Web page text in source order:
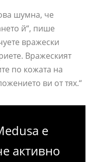
шумна, че
й“, пише
вражески
Вражеският
по кожата на
ви от тях.“
е
активно